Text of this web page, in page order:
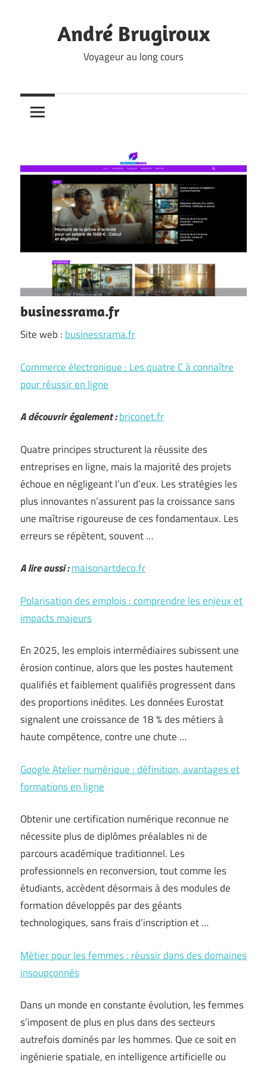
André Brugiroux
Voyageur au long cours
businessrama.fr
Site web : businessrama.fr
Commerce électronique : Les quatre C à connaître
pour réussir en ligne
A découvrir également :briconet.fr
Quatre principes structurent la réussite des
entreprises en ligne, mais la majorité des projets
échoue en négligeant l’un d’eux. Les stratégies les
plus innovantes n’assurent pas la croissance sans
une maîtrise rigoureuse de ces fondamentaux. Les
erreurs se répètent, souvent …
A lire aussi :maisonartdeco.fr
Polarisation des emplois : comprendre les enjeux et
impacts majeurs
En 2025, les emplois intermédiaires subissent une
érosion continue, alors que les postes hautement
qualifiés et faiblement qualifiés progressent dans
des proportions inédites. Les données Eurostat
signalent une croissance de 18 % des métiers à
haute compétence, contre une chute …
Google Atelier numérique : définition, avantages et
formations en ligne
Obtenir une certification numérique reconnue ne
nécessite plus de diplômes préalables ni de
parcours académique traditionnel. Les
professionnels en reconversion, tout comme les
étudiants, accèdent désormais à des modules de
formation développés par des géants
technologiques, sans frais d’inscription et …
Métier pour les femmes : réussir dans des domaines
insoupçonnés
Dans un monde en constante évolution, les femmes
s’imposent de plus en plus dans des secteurs
autrefois dominés par les hommes. Que ce soit en
ingénierie spatiale, en intelligence artificielle ou